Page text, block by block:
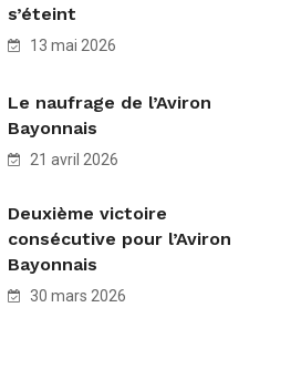
s’éteint
13 mai 2026
Le naufrage de l’Aviron
Bayonnais
21 avril 2026
Deuxième victoire
consécutive pour l’Aviron
Bayonnais
30 mars 2026